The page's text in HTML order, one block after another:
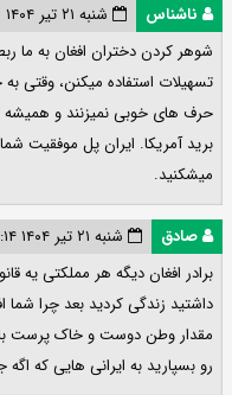
ناشناس
شنبه ۲۱ تیر ۱۴۰۴ ۱۸:۳۲:۵۶
شوهر کردن دختران افغان به ما
تسهیلات استفاده میکنن، وقتی به
حرف های خوبی نمیزنند و همیشه
برید آمریکا. ایران پل
میشکنید.
صادق
شنبه ۲۱ تیر ۱۴۰۴ ۱۸:۳۹:۱۴
برادر افغان دیگه هر مملکتی یه
داشتید زندگی کردید بعد چرا شما
مقدار وطن دوست و خاک پرست
رو بسپارید به ایرانی هایی که